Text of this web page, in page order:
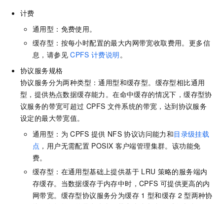
计费
通用型：免费使用。
缓存型：按每小时配置的最大内网带宽收取费用。更多信
息，请参见 CPFS 计费说明。
协议服务规格
协议服务分为两种类型：通用型和缓存型。缓存型相比通用
型，提供热点数据缓存能力。在命中缓存的情况下，缓存型协
议服务的带宽可超过 CPFS 文件系统的带宽，达到协议服务
设定的最大带宽值。
通用型：为 CPFS 提供 NFS 协议访问能力和目录级挂载
点 ，用户无需配置 POSIX 客户端管理集群。该功能免
费。
缓存型：在通用型基础上提供基于 LRU 策略的服务端内
存缓存。当数据缓存于内存中时，CPFS 可提供更高的内
网带宽。缓存型协议服务分为缓存 1 型和缓存 2 型两种协